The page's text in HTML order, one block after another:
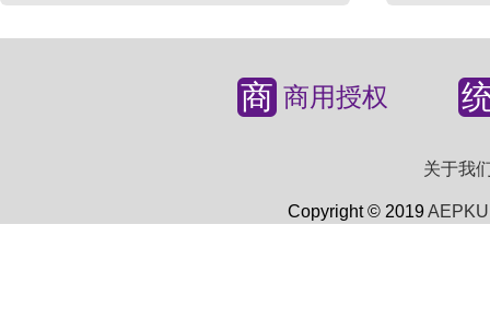
商 商用授权
关于我
Copyright © 2019